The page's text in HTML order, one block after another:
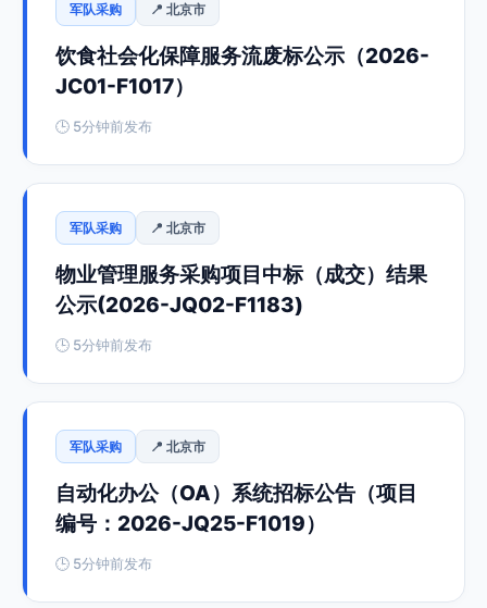
军队采购 📍 北京市
饮食社会化保障服务流废标公示（2026-
JC01-F1017）
🕒 5分钟前发布
军队采购 📍 北京市
物业管理服务采购项目中标（成交）结果
公示(2026-JQ02-F1183)
🕒 5分钟前发布
军队采购 📍 北京市
自动化办公（OA）系统招标公告（项目
编号：2026-JQ25-F1019）
🕒 5分钟前发布